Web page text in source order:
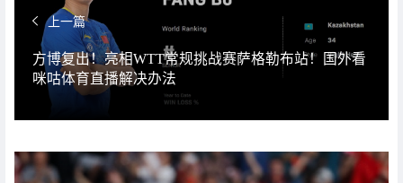
上一篇
方博复出！亮相WTT常规挑战赛萨格勒布站！国外看
咪咕体育直播解决办法